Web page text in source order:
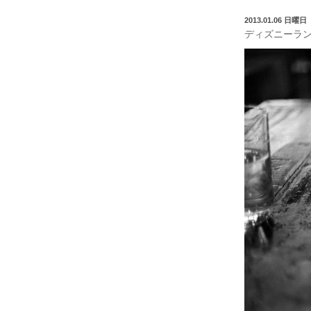
2013.01.06 日曜日
ディズニーラ